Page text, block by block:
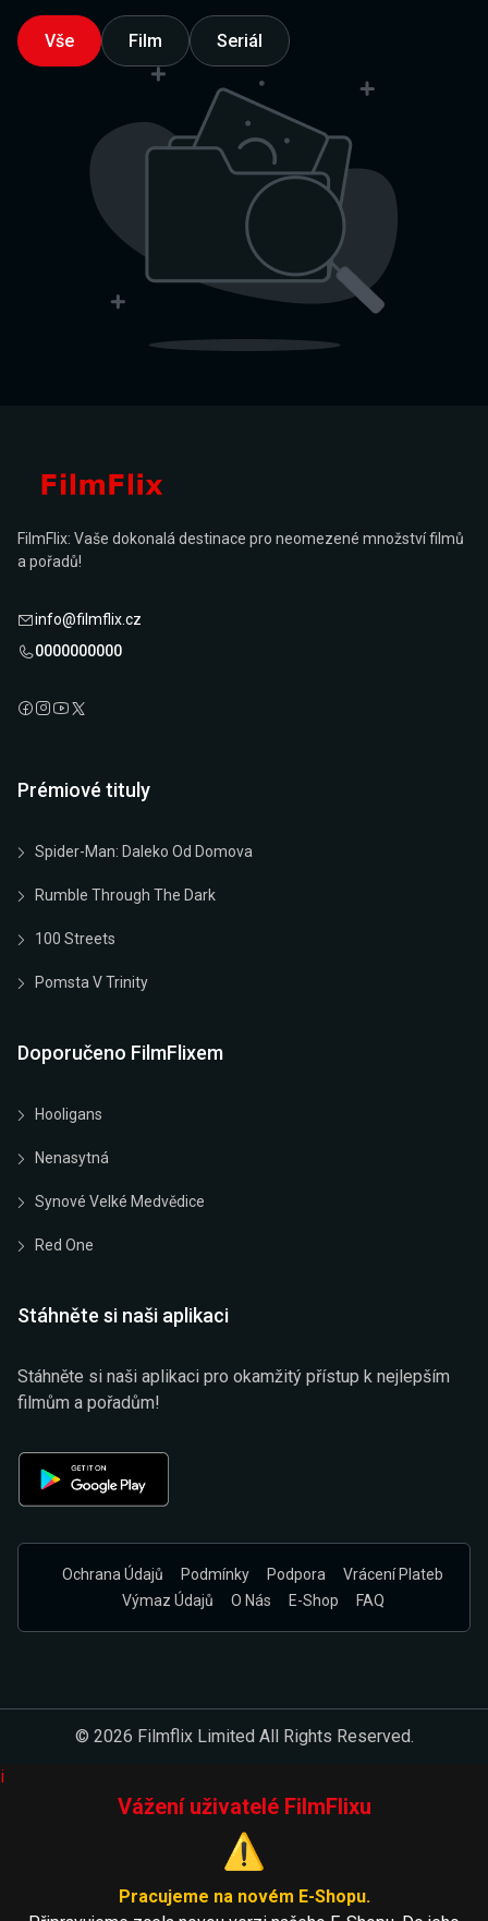
Vše Film Seriál
FilmFlix: Vaše dokonalá destinace pro neomezené množství filmů
a pořadů!
info@filmflix.cz
0000000000
Prémiové tituly
Spider-Man: Daleko Od Domova
Rumble Through The Dark
100 Streets
Pomsta V Trinity
Doporučeno FilmFlixem
Hooligans
Nenasytná
Synové Velké Medvědice
Red One
Stáhněte si naši aplikaci
Stáhněte si naši aplikaci pro okamžitý přístup k nejlepším
filmům a pořadům!
Ochrana Údajů Podmínky Podpora
Vrácení Plateb
Výmaz Údajů
O Nás E-Shop FAQ
© 2026 Filmflix Limited All Rights Reserved.
i
Vážení uživatelé FilmFlixu
⚠️
Pracujeme na novém E-Shopu.